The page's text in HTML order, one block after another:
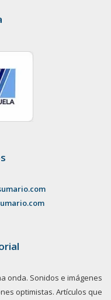
onda. Sonidos e imágenes
optimistas. Artículos que